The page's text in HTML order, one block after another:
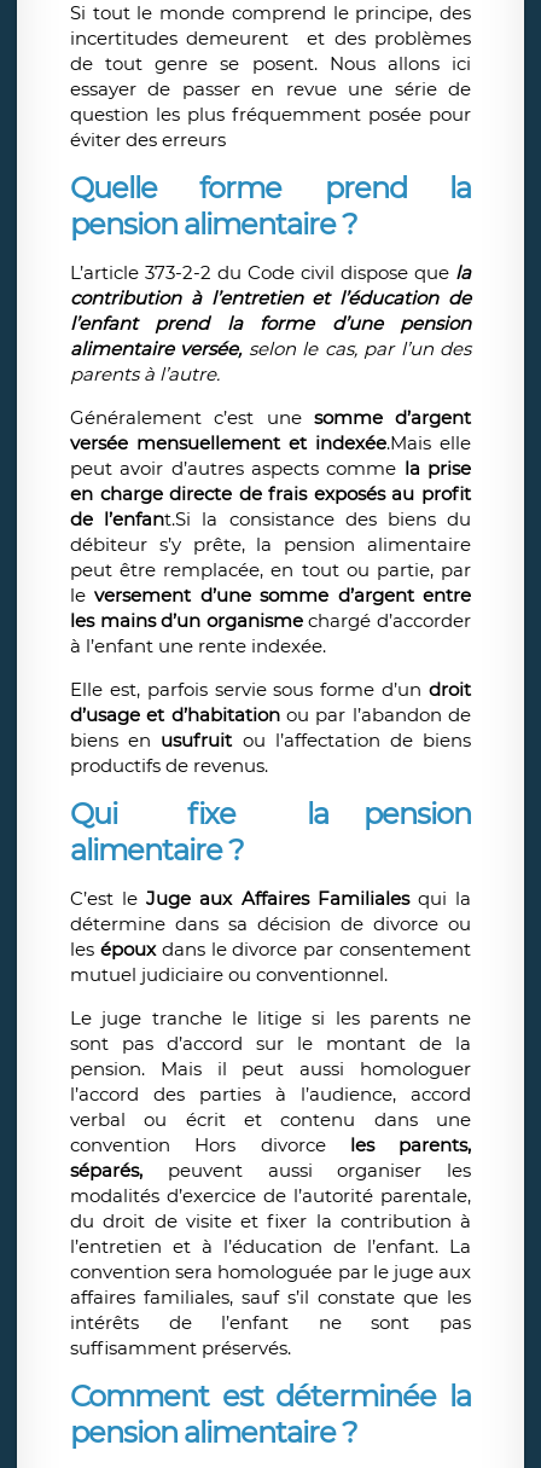
Si tout le monde comprend le principe, des
incertitudes demeurent et des problèmes
de tout genre se posent. Nous allons ici
essayer de passer en revue une série de
question les plus fréquemment posée pour
éviter des erreurs
Quelle forme prend la
pension alimentaire ?
L’article 373-2-2 du Code civil dispose que la
contribution à l’entretien et l’éducation de
l’enfant prend la forme d’une pension
alimentaire versée, selon le cas, par l’un des
parents à l’autre.
Généralement c’est une somme d’argent
versée mensuellement et indexée.Mais elle
peut avoir d’autres aspects comme la prise
en charge directe de frais exposés au profit
de l’enfant.Si la consistance des biens du
débiteur s’y prête, la pension alimentaire
peut être remplacée, en tout ou partie, par
leversement d’une somme d’argent entre
les mains d’un organismechargé d’accorder
à l’enfant une rente indexée.
Elle est, parfois servie sous forme d’un droit
d’usage et d’habitationou par l’abandon de
biens en usufruitou l’affectation de biens
productifs de revenus.
Qui fixe la pension
alimentaire ?
C’est leJuge aux Affaires Familialesqui la
détermine dans sa décision de divorce ou
les épouxdans le divorce par consentement
mutuel judiciaire ou conventionnel.
Le juge tranche le litige si les parents ne
sont pas d’accord sur le montant de la
pension. Mais il peut aussi homologuer
l’accord des parties à l’audience, accord
verbal ou écrit et contenu dans une
convention Hors divorce les parents,
séparés, peuvent aussi organiser les
modalités d’exercice de l’autorité parentale,
du droit de visite et fixer la contribution à
l’entretien et à l’éducation de l’enfant. La
convention sera homologuée par le juge aux
affaires familiales, sauf s’il constate que les
intérêts de l’enfant ne sont pas
suffisamment préservés.
Comment est déterminée la
pension alimentaire ?